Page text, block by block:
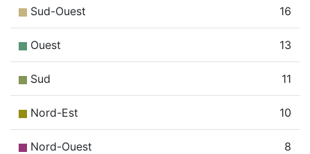
Sud-Ouest 16
Ouest 13
Sud 11
Nord-Est 10
Nord-Ouest 8